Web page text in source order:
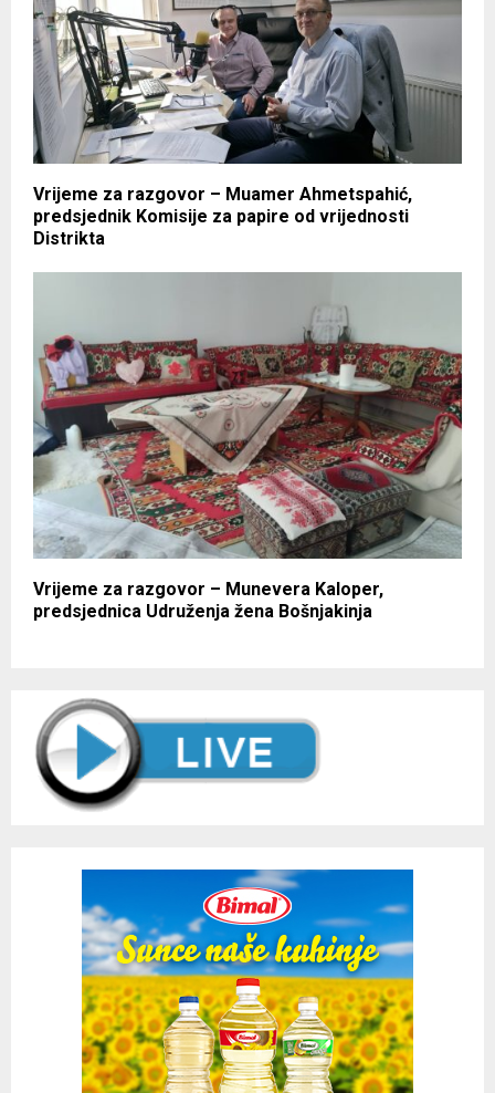
Vrijeme za razgovor – Muamer Ahmetspahić,
predsjednik Komisije za papire od vrijednosti
Distrikta
Vrijeme za razgovor – Munevera Kaloper,
predsjednica Udruženja žena Bošnjakinja